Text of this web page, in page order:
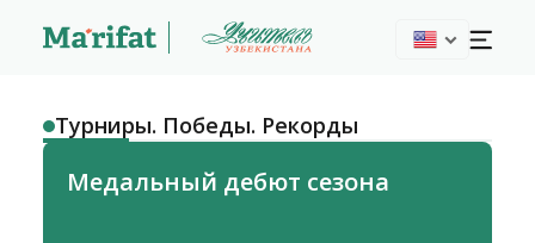
Турниры. Победы. Рекорды
Медальный дебют сезона